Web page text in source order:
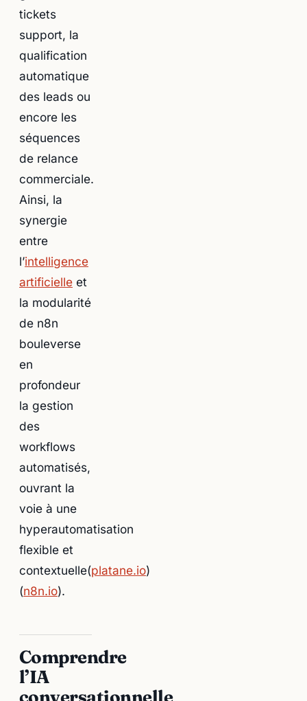
tickets
support, la
qualification
automatique
des leads ou
encore les
séquences
de relance
commerciale.
Ainsi, la
synergie
entre
l’intelligence
artificielle et
la modularité
de n8n
bouleverse
en
profondeur
la gestion
des
workflows
automatisés,
ouvrant la
voie à une
hyperautomatisation
flexible et
contextuelle(platane.io)
(n8n.io).
Comprendre
l’IA